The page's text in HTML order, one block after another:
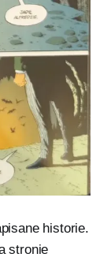
historie.
stronie